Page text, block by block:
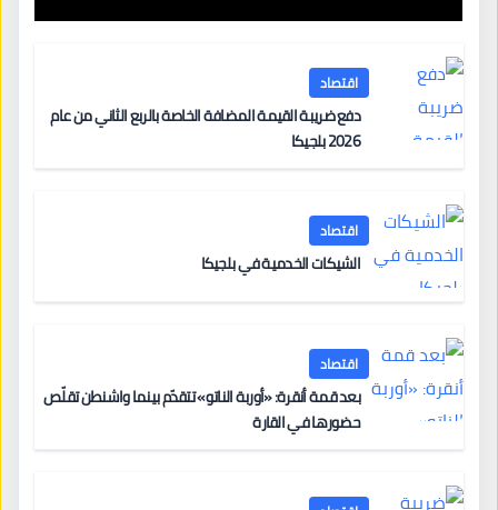
اقتصاد
دفع ضريبة القيمة المضافة الخاصة بالربع الثاني من عام
2026 بلجيكا
اقتصاد
الشيكات الخدمية في بلجيكا
اقتصاد
بعد قمة أنقرة: «أوربة الناتو» تتقدّم بينما واشنطن تقلّص
حضورها في القارة